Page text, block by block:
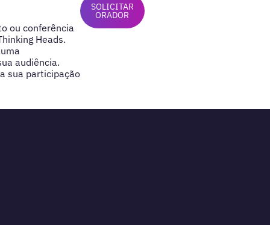
ou conferência
Heads.
audiência.
sua participação
SOLICITAR
ORADOR